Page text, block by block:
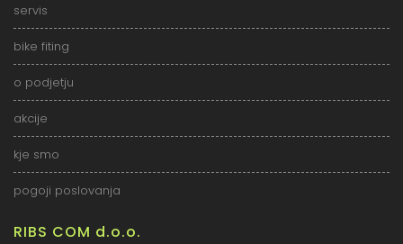
servis
bike fiting
o podjetju
akcije
kje smo
pogoji poslovanja
RIBS COM d.o.o.